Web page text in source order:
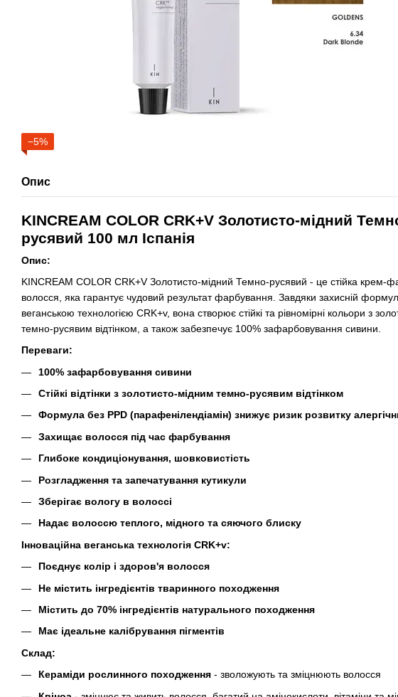
−5%
Опис
KINCREAM COLOR CRK+V Золотисто-мідний
русявий 100 мл Іспанія
Опис:
KINCREAM COLOR CRK+V Золотисто-мідний Темно-русявий - це стійка крем-
волосся, яка гарантує чудовий результат фарбування. Завдяки захисній
веганською технологією CRK+v, вона створює стійкі та рівномірні кольори з
темно-русявим відтінком, а також забезпечує 100% зафарбовування сивини.
Переваги:
100% зафарбовування сивини
Стійкі відтінки з золотисто-мідним темно-русявим відтінком
Формула без PPD (парафенілендіамін) знижує ризик розвитку
Захищає волосся під час фарбування
Глибоке кондиціонування, шовковистість
Розгладження та запечатування кутикули
Зберігає вологу в волоссі
Надає волоссю теплого, мідного та сяючого блиску
Інноваційна веганська технологія CRK+v:
Поєднує колір і здоров'я волосся
Не містить інгредієнтів тваринного походження
Містить до 70% інгредієнтів натурального походження
Має ідеальне калібрування пігментів
Склад:
Кераміди рослинного походження - зволожують та зміцнюють волосся